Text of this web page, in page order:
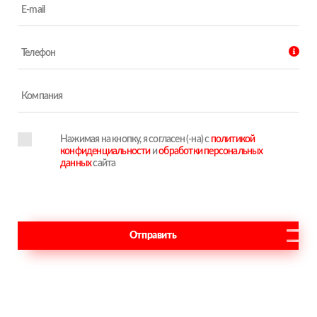
Отправить
Нажимая на кнопку, я согласен (-на) с политикой
конфиденциальностииобработки персональных
данныхсайта